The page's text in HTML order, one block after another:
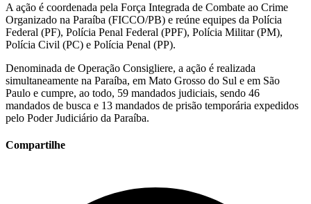
A ação é coordenada pela Força Integrada de Combate ao Crime
Organizado na Paraíba (FICCO/PB) e reúne equipes da Polícia
Federal (PF), Polícia Penal Federal (PPF), Polícia Militar (PM),
Polícia Civil (PC) e Polícia Penal (PP).
Denominada de Operação Consigliere, a ação é realizada
simultaneamente na Paraíba, em Mato Grosso do Sul e em São
Paulo e cumpre, ao todo, 59 mandados judiciais, sendo 46
mandados de busca e 13 mandados de prisão temporária expedidos
pelo Poder Judiciário da Paraíba.
Compartilhe